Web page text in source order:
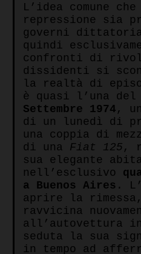
L’idea comune
repressione sia
governi
quindi
confronti di
dissidenti si
la realtà di
è quasi l’una
Settembre 1974 ,
di un lunedì di
una coppia di
di una Fiat 125 ,
sua elegante
nell’esclusivo
a Buenos Aires .
aprire la
ravvicina
all’autovettura
seduta la sua
in tempo ad